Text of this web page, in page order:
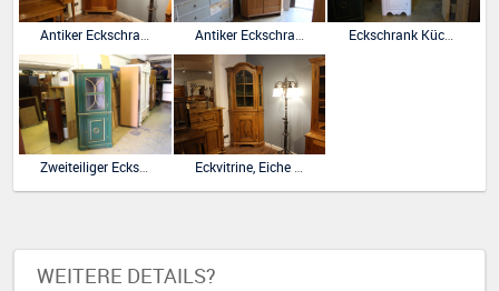
Zweiteiliger Eckschrank, Kiefer bemalt, Biedermeier Eckvitrine, Eiche im Barockstil
WEITERE DETAILS?